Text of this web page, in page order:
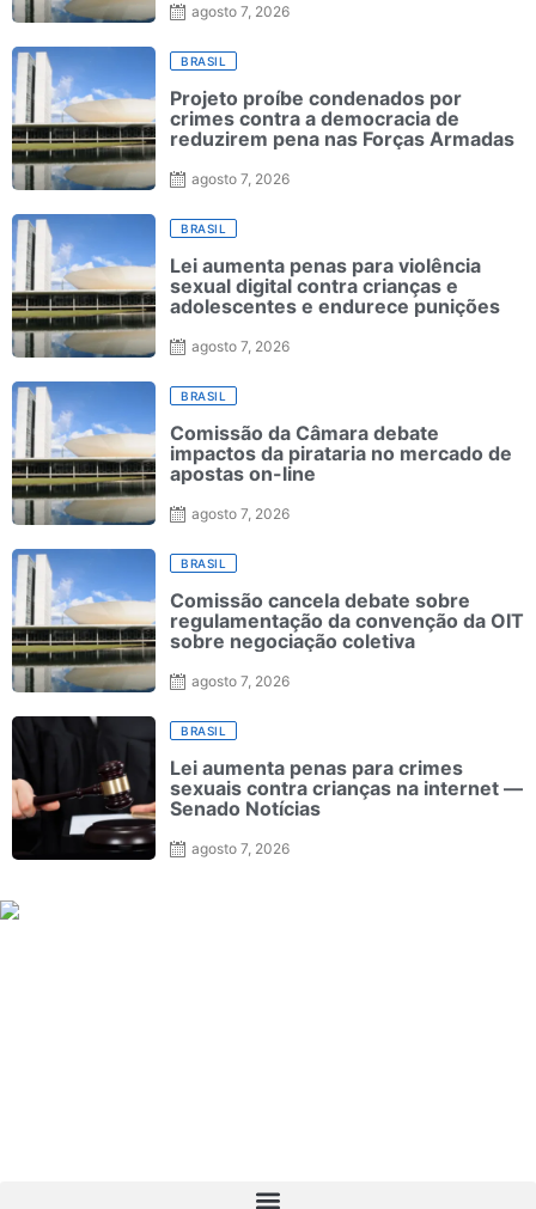
agosto 7, 2026
BRASIL
Projeto proíbe condenados por
crimes contra a democracia de
reduzirem pena nas Forças Armadas
agosto 7, 2026
BRASIL
Lei aumenta penas para violência
sexual digital contra crianças e
adolescentes e endurece punições
agosto 7, 2026
BRASIL
Comissão da Câmara debate
impactos da pirataria no mercado de
apostas on-line
agosto 7, 2026
BRASIL
Comissão cancela debate sobre
regulamentação da convenção da OIT
sobre negociação coletiva
agosto 7, 2026
BRASIL
Lei aumenta penas para crimes
sexuais contra crianças na internet —
Senado Notícias
agosto 7, 2026